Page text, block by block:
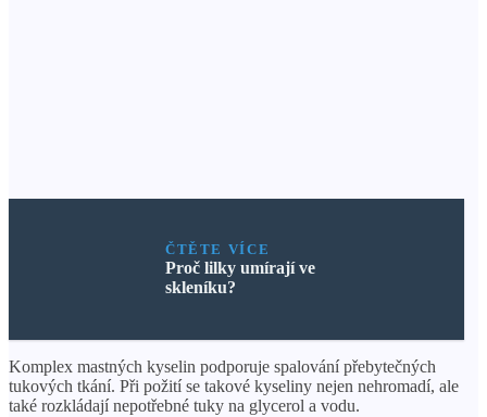
ČTĚTE VÍCE
Proč lilky umírají ve
skleníku?
Komplex mastných kyselin podporuje spalování přebytečných
tukových tkání. Při požití se takové kyseliny nejen nehromadí, ale
také rozkládají nepotřebné tuky na glycerol a vodu.